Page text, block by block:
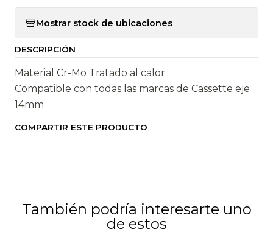
a
t
i
d
a
d
Mostrar stock de ubicaciones
DESCRIPCIÓN
Material Cr-Mo Tratado al calor
Compatible con todas las marcas de Cassette eje
14mm
COMPARTIR ESTE PRODUCTO
También podría interesarte uno
de estos